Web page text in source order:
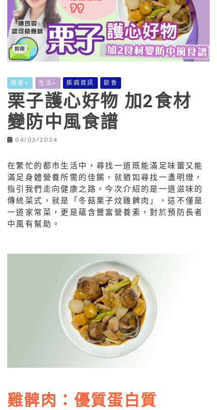
健康+ 生活+ 疾病資訊 飲食
栗子護心好物 加2食材
變防中風食譜
04/03/2024
在繁忙的都市生活中，尋找一道既能滿足味蕾又能
滿足身體營養所需的佳餚，就猶如尋找一盞明燈，
指引我們走向健康之路。今次介紹的是一道滋味的
傳統菜式，就是「冬菇栗子炆雞髀肉」，這不僅是
一道家常菜，更是蘊含豐富營養素，對於預防長者
中風有幫助。
雞髀肉：優質蛋白質